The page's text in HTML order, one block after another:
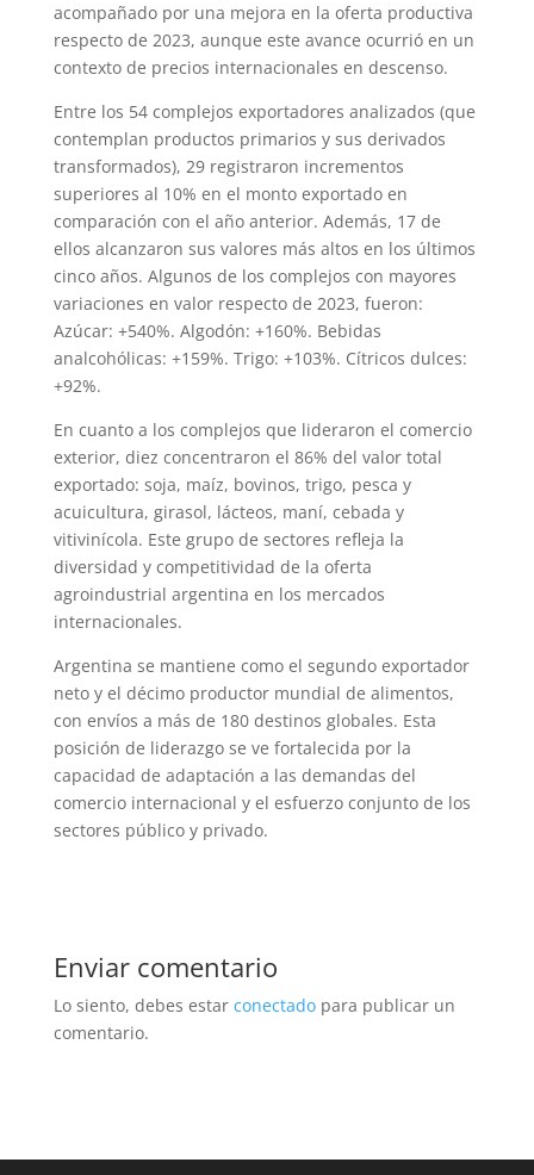
acompañado por una mejora en la oferta productiva
respecto de 2023, aunque este avance ocurrió en un
contexto de precios internacionales en descenso.
Entre los 54 complejos exportadores analizados (que
contemplan productos primarios y sus derivados
transformados), 29 registraron incrementos
superiores al 10% en el monto exportado en
comparación con el año anterior. Además, 17 de
ellos alcanzaron sus valores más altos en los últimos
cinco años. Algunos de los complejos con mayores
variaciones en valor respecto de 2023, fueron:
Azúcar: +540%. Algodón: +160%. Bebidas
analcohólicas: +159%. Trigo: +103%. Cítricos dulces:
+92%.
En cuanto a los complejos que lideraron el comercio
exterior, diez concentraron el 86% del valor total
exportado: soja, maíz, bovinos, trigo, pesca y
acuicultura, girasol, lácteos, maní, cebada y
vitivinícola. Este grupo de sectores refleja la
diversidad y competitividad de la oferta
agroindustrial argentina en los mercados
internacionales.
Argentina se mantiene como el segundo exportador
neto y el décimo productor mundial de alimentos,
con envíos a más de 180 destinos globales. Esta
posición de liderazgo se ve fortalecida por la
capacidad de adaptación a las demandas del
comercio internacional y el esfuerzo conjunto de los
sectores público y privado.
Enviar comentario
Lo siento, debes estar conectadopara publicar un
comentario.